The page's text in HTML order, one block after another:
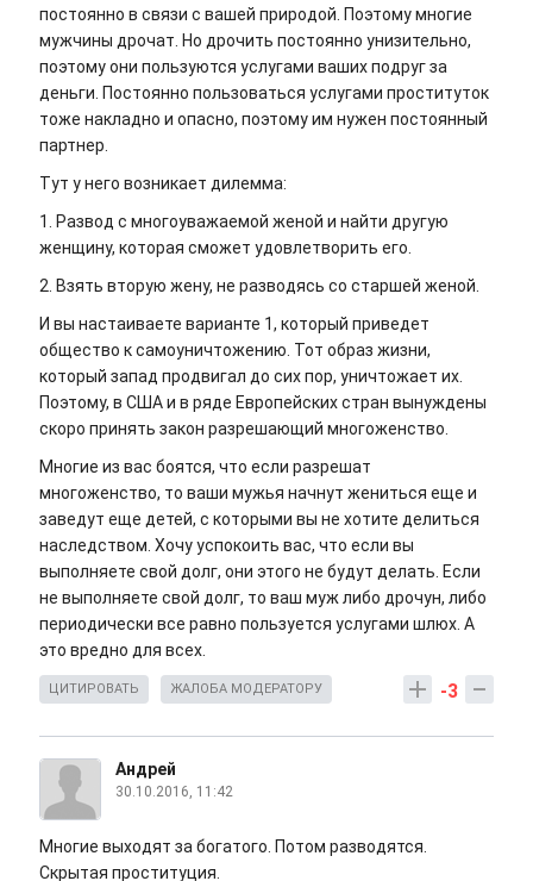
постоянно в связи с вашей природой. Поэтому многие
мужчины дрочат. Но дрочить постоянно унизительно,
поэтому они пользуются услугами ваших подруг за
деньги. Постоянно пользоваться услугами проституток
тоже накладно и опасно, поэтому им нужен постоянный
партнер.
Тут у него возникает дилемма:
1. Развод с многоуважаемой женой и найти другую
женщину, которая сможет удовлетворить его.
2. Взять вторую жену, не разводясь со старшей женой.
И вы настаиваете варианте 1, который приведет
общество к самоуничтожению. Тот образ жизни,
который запад продвигал до сих пор, уничтожает их.
Поэтому, в США и в ряде Европейских стран вынуждены
скоро принять закон разрешающий многоженство.
Многие из вас боятся, что если разрешат
многоженство, то ваши мужья начнут жениться еще и
заведут еще детей, с которыми вы не хотите делиться
наследством. Хочу успокоить вас, что если вы
выполняете свой долг, они этого не будут делать. Если
не выполняете свой долг, то ваш муж либо дрочун, либо
периодически все равно пользуется услугами шлюх. А
это вредно для всех.
-3
ЦИТИРОВАТЬ ЖАЛОБА МОДЕРАТОРУ
Андрей
30.10.2016, 11:42
Многие выходят за богатого. Потом разводятся.
Скрытая проституция.